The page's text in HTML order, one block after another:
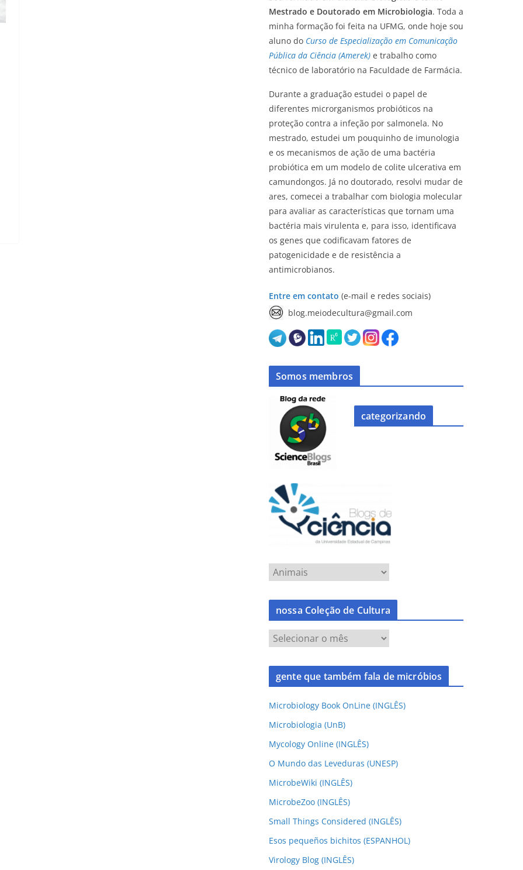
Mestrado e Doutorado em Microbiologia. Toda a
minha formação foi feita na UFMG, onde hoje sou
aluno do Curso de Especialização em Comunicação
Pública da Ciência (Amerek) e trabalho como
técnico de laboratório na Faculdade de Farmácia.
Durante a graduação estudei o papel de
diferentes microrganismos probióticos na
proteção contra a infeção por salmonela. No
mestrado, estudei um pouquinho de imunologia
e os mecanismos de ação de uma bactéria
probiótica em um modelo de colite ulcerativa em
camundongos. Já no doutorado, resolvi mudar de
ares, comecei a trabalhar com biologia molecular
para avaliar as características que tornam uma
bactéria mais virulenta e, para isso, identificava
os genes que codificavam fatores de
patogenicidade e de resistência a
antimicrobianos.
Entre em contato (e-mail e redes sociais)
blog.meiodecultura@gmail.com
Somos membros
categorizando
nossa Coleção de Cultura
gente que também fala de micróbios
Microbiology Book OnLine (INGLÊS)
Microbiologia (UnB)
Mycology Online (INGLÊS)
O Mundo das Leveduras (UNESP)
MicrobeWiki (INGLÊS)
MicrobeZoo (INGLÊS)
Small Things Considered (INGLÊS)
Esos pequeños bichitos (ESPANHOL)
Virology Blog (INGLÊS)